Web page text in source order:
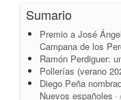
Sumario
Premio a José
Campana de los
Ramón Perdiguer:
Pollerías (verano
Diego Peña
Nuevos españoles -